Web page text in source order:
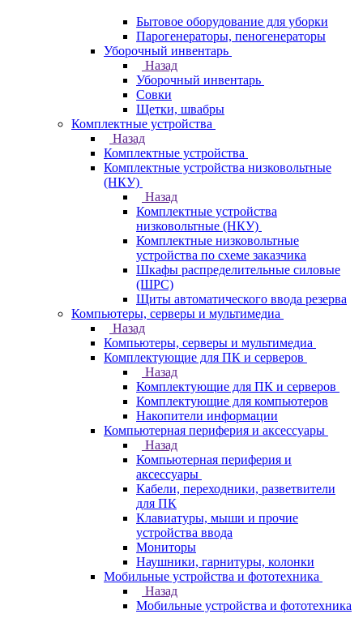
Бытовое оборудование для уборки
Парогенераторы, пеногенераторы
Уборочный инвентарь
Назад
Уборочный инвентарь
Совки
Щетки, швабры
Комплектные устройства
Назад
Комплектные устройства
Комплектные устройства низковольтные
(НКУ)
Назад
Комплектные устройства
низковольтные (НКУ)
Комплектные низковольтные
устройства по схеме заказчика
Шкафы распределительные силовые
(ШРС)
Щиты автоматического ввода резерва
Компьютеры, серверы и мультимедиа
Назад
Компьютеры, серверы и мультимедиа
Комплектующие для ПК и серверов
Назад
Комплектующие для ПК и серверов
Комплектующие для компьютеров
Накопители информации
Компьютерная периферия и аксессуары
Назад
Компьютерная периферия и
аксессуары
Кабели, переходники, разветвители
для ПК
Клавиатуры, мыши и прочие
устройства ввода
Мониторы
Наушники, гарнитуры, колонки
Мобильные устройства и фототехника
Назад
Мобильные устройства и фототехника